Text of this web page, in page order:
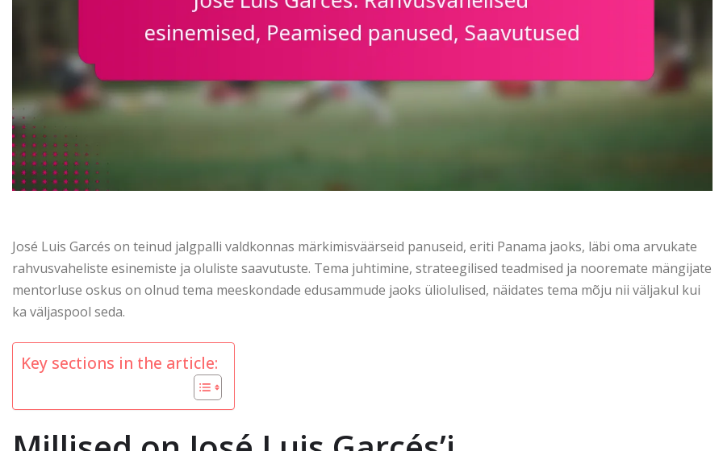
José Luis Garcés on teinud jalgpalli valdkonnas märkimisväärseid panuseid, eriti Panama jaoks, läbi oma arvukate
rahvusvaheliste esinemiste ja oluliste saavutuste. Tema juhtimine, strateegilised teadmised ja nooremate mängijate
mentorluse oskus on olnud tema meeskondade edusammude jaoks üliolulised, näidates tema mõju nii väljakul kui
ka väljaspool seda.
Key sections in the article: